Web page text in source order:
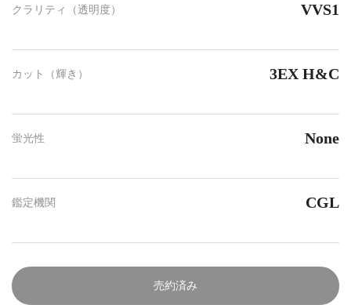
クラリティ（透明度） VVS1
カット（輝き） 3EX H&C
蛍光性 None
鑑定機関 CGL
売約済み